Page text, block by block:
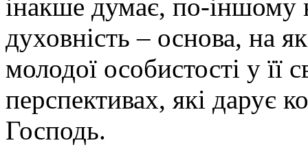
інакше думає, по-іншому
духовність – основа, на
молодої особистості у її
перспективах, які дарує
Господь.